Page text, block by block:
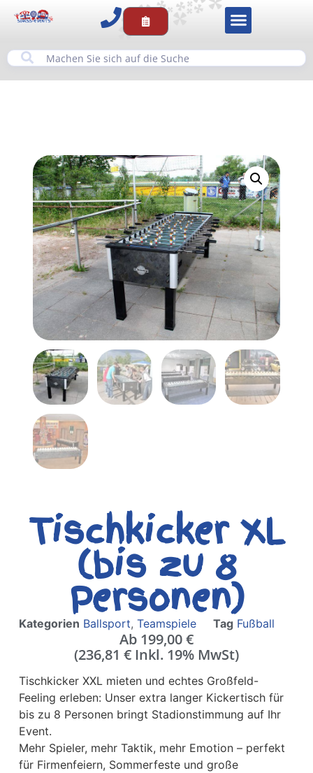
Tischkicker XL
(bis zu 8
Personen)
Kategorien Ballsport, Teamspiele Tag Fußball
Ab 199,00€
(236,81 € Inkl. 19% MwSt)
Tischkicker XXL mieten und echtes Großfeld-
Feeling erleben: Unser extra langer Kickertisch für
bis zu 8 Personen bringt Stadionstimmung auf Ihr
Event.
Mehr Spieler, mehr Taktik, mehr Emotion – perfekt
für Firmenfeiern, Sommerfeste und große